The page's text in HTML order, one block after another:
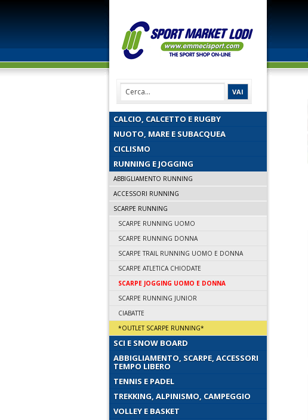
CALCIO, CALCETTO E RUGBY
NUOTO, MARE E SUBACQUEA
CICLISMO
RUNNING E JOGGING
ABBIGLIAMENTO RUNNING
ACCESSORI RUNNING
SCARPE RUNNING
SCARPE RUNNING UOMO
SCARPE RUNNING DONNA
SCARPE TRAIL RUNNING UOMO E DONNA
SCARPE ATLETICA CHIODATE
SCARPE JOGGING UOMO E DONNA
SCARPE RUNNING JUNIOR
CIABATTE
*OUTLET SCARPE RUNNING*
SCI E SNOW BOARD
ABBIGLIAMENTO, SCARPE, ACCESSORI
TEMPO LIBERO
TENNIS E PADEL
TREKKING, ALPINISMO, CAMPEGGIO
VOLLEY E BASKET